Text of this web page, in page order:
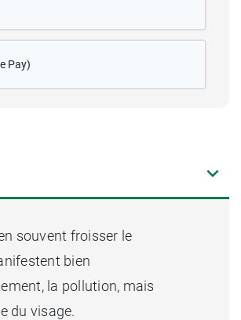
Pay)
souvent froisser le
bien
la pollution, mais
du visage.